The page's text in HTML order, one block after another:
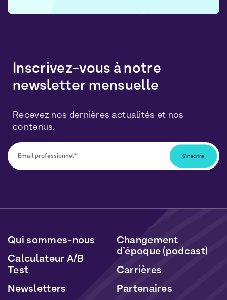
Inscrivez-vous à notre
newsletter mensuelle
Recevez nos dernières actualités et nos
contenus.
données seront traitées conformément à notre
et deCookies
Qui sommes-nous
Calculateur A/B
Test
Newsletters
Changement
d’époque (podcast)
Carrières
Partenaires